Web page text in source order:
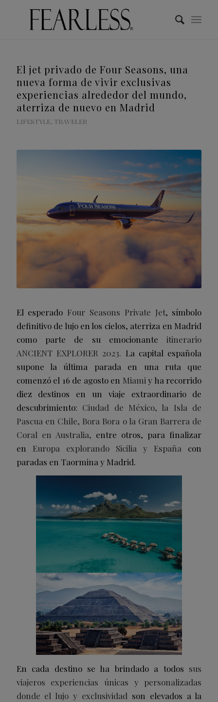
El jet privado de Four Seasons, una
nueva forma de vivir exclusivas
experiencias alrededor del mundo,
aterriza de nuevo en Madrid
LIFESTYLE, TRAVELER
El esperado Four Seasons Private Jet, símbolo
definitivo de lujo en los cielos, aterriza en Madrid
como parte de su emocionanteitinerario
ANCIENT EXPLORER 2023. La capital española
supone la última parada en una ruta que
comenzó el 16 de agosto en Miamiy ha recorrido
diez destinos en un viaje extraordinario de
descubrimiento: Ciudad de México, la Isla de
Pascua en Chile, Bora Bora o la Gran Barrera de
Coral en Australia, entre otros, para finalizar
en Europa explorando Sicilia y España con
paradas en Taormina y Madrid.
En cada destino se ha brindado a todos sus
viajeros experiencias únicas y personalizadas
donde el lujo y exclusividad son elevados a la